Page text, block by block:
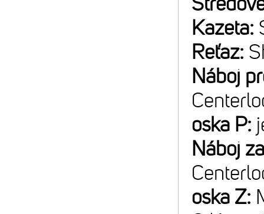
Kazeta:
Reťaz:
Náboj
oska P:
Náboj
oska Z: